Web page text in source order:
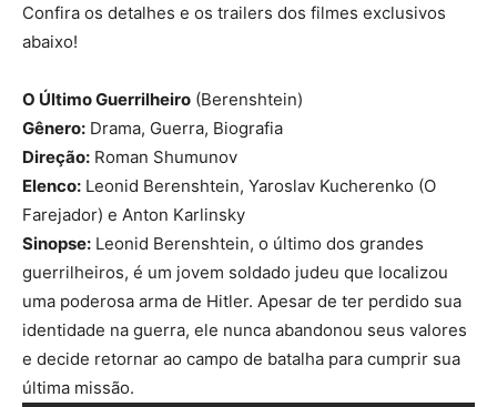
Confira os detalhes e os trailers dos filmes exclusivos
abaixo!
O Último Guerrilheiro (Berenshtein)
Gênero: Drama, Guerra, Biografia
Direção: Roman Shumunov
Elenco: Leonid Berenshtein, Yaroslav Kucherenko (O
Farejador) e Anton Karlinsky
Sinopse: Leonid Berenshtein, o último dos grandes
guerrilheiros, é um jovem soldado judeu que localizou
uma poderosa arma de Hitler. Apesar de ter perdido sua
identidade na guerra, ele nunca abandonou seus valores
e decide retornar ao campo de batalha para cumprir sua
última missão.